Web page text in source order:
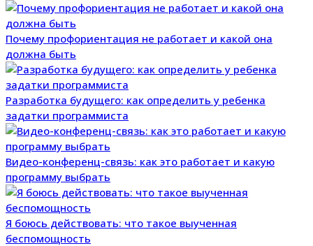
Почему профориентация не работает и какой она
должна быть
Разработка будущего: как определить у ребенка
задатки программиста
Видео-конференц-связь: как это работает и какую
программу выбрать
Я боюсь действовать: что такое выученная
беспомощность